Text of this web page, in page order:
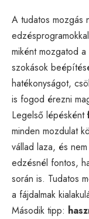
A tudatos mozgás
miként mozgatod
szokások
hatékonyságot,
is fogod érezni
Legelső lépésként
minden mozdulat
vállad laza, és
edzésnél fontos,
során is. Tudatos
a fájdalmak
Második tipp: